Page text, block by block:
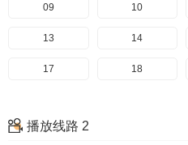
09 10
13 14
17 18
播放线路 2